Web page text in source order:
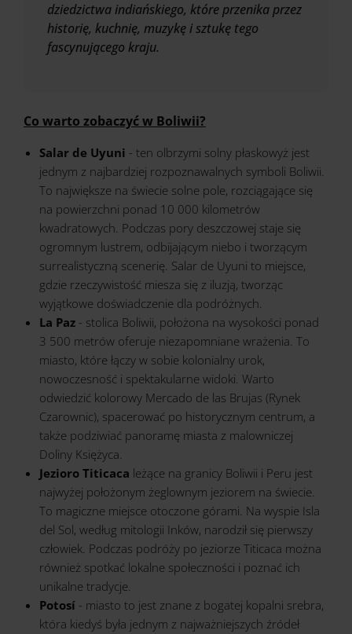
dziedzictwa indiańskiego, które przenika przez
historię, kuchnię, muzykę i sztukę tego
fascynującego kraju.
Co warto zobaczyć w Boliwii?
Salar de Uyuni - ten olbrzymi solny płaskowyż jest
jednym z najbardziej rozpoznawalnych symboli Boliwii.
To największe na świecie solne pole, rozciągające się
na powierzchni ponad 10 000 kilometrów
kwadratowych. Podczas pory deszczowej staje się
ogromnym lustrem, odbijającym niebo i tworzącym
surrealistyczną scenerię. Salar de Uyuni to miejsce,
gdzie rzeczywistość miesza się z iluzją, tworząc
wyjątkowe doświadczenie dla podróżnych.
La Paz - stolica Boliwii, położona na wysokości ponad
3 500 metrów oferuje niezapomniane wrażenia. To
miasto, które łączy w sobie kolonialny urok,
nowoczesność i spektakularne widoki. Warto
odwiedzić kolorowy Mercado de las Brujas (Rynek
Czarownic), spacerować po historycznym centrum, a
także podziwiać panoramę miasta z malowniczej
Doliny Księżyca.
Jezioro Titicaca leżące na granicy Boliwii i Peru jest
najwyżej położonym żeglownym jeziorem na świecie.
To magiczne miejsce otoczone górami. Na wyspie Isla
del Sol, według mitologii Inków, narodził się pierwszy
człowiek. Podczas podróży po jeziorze Titicaca można
również spotkać lokalne społeczności i poznać ich
unikalne tradycje.
Potosí - miasto to jest znane z bogatej kopalni srebra,
która kiedyś była jednym z najważniejszych źródeł